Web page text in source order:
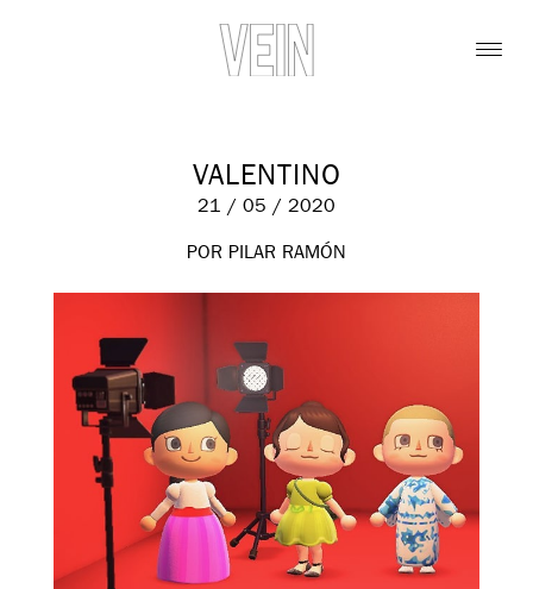
VALENTINO
21 / 05 / 2020
POR PILAR RAMÓN